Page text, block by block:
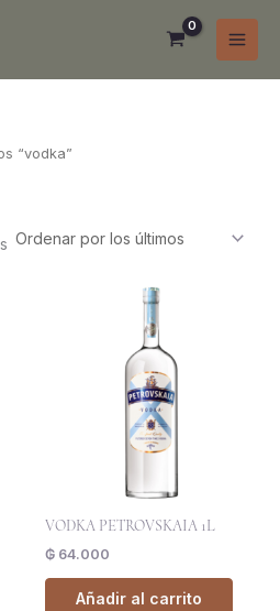
“vodka”
últimos
VODKA PETROVSKAIA 1L
₲ 64.000
Añadir al carrito